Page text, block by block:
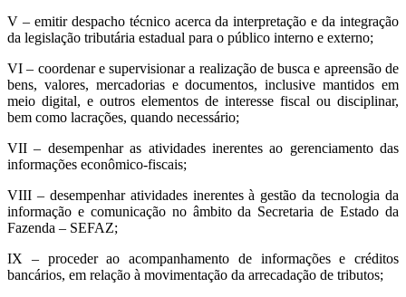
V – emitir despacho técnico acerca da interpretação e da integração
da legislação tributária estadual para o público interno e externo;
VI – coordenar e supervisionar a realização de busca e apreensão de
bens, valores, mercadorias e documentos, inclusive mantidos em
meio digital, e outros elementos de interesse fiscal ou disciplinar,
bem como lacrações, quando necessário;
VII – desempenhar as atividades inerentes ao gerenciamento das
informações econômico-fiscais;
VIII – desempenhar atividades inerentes à gestão da tecnologia da
informação e comunicação no âmbito da Secretaria de Estado da
Fazenda – SEFAZ;
IX – proceder ao acompanhamento de informações e créditos
bancários, em relação à movimentação da arrecadação de tributos;